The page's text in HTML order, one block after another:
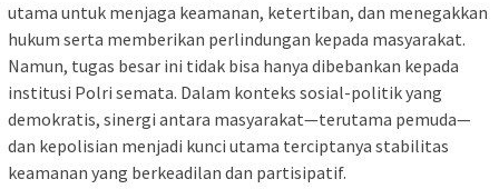
utama untuk menjaga keamanan, ketertiban, dan menegakkan
hukum serta memberikan perlindungan kepada masyarakat.
Namun, tugas besar ini tidak bisa hanya dibebankan kepada
institusi Polri semata. Dalam konteks sosial-politik yang
demokratis, sinergi antara masyarakat—terutama pemuda—
dan kepolisian menjadi kunci utama terciptanya stabilitas
keamanan yang berkeadilan dan partisipatif.